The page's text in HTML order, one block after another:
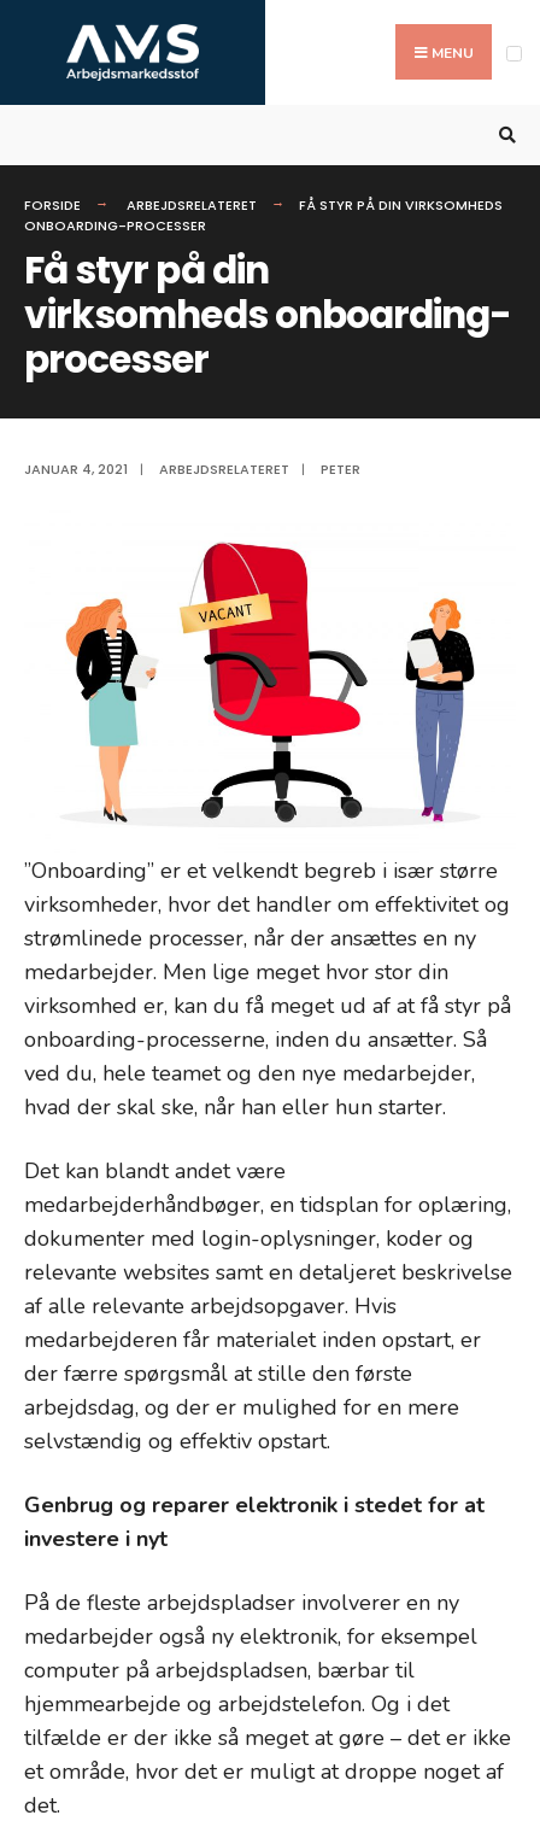
MENU
FORSIDE ARBEJDSRELATERET
FÅ STYR PÅ DIN VIRKSOMHEDS
ONBOARDING-PROCESSER
Få styr på din
virksomheds onboarding-
processer
JANUAR 4, 2021 | ARBEJDSRELATERET | PETER
”Onboarding” er et velkendt begreb i især større
virksomheder, hvor det handler om effektivitet og
strømlinede processer, når der ansættes en ny
medarbejder. Men lige meget hvor stor din
virksomhed er, kan du få meget ud af at få styr på
onboarding-processerne, inden du ansætter. Så
ved du, hele teamet og den nye medarbejder,
hvad der skal ske, når han eller hun starter.
Det kan blandt andet være
medarbejderhåndbøger, en tidsplan for oplæring,
dokumenter med login-oplysninger, koder og
relevante websites samt en detaljeret beskrivelse
af alle relevante arbejdsopgaver. Hvis
medarbejderen får materialet inden opstart, er
der færre spørgsmål at stille den første
arbejdsdag, og der er mulighed for en mere
selvstændig og effektiv opstart.
Genbrug og reparer elektronik i stedet for at
investere i nyt
På de fleste arbejdspladser involverer en ny
medarbejder også ny elektronik, for eksempel
computer på arbejdspladsen, bærbar til
hjemmearbejde og arbejdstelefon. Og i det
tilfælde er der ikke så meget at gøre – det er ikke
et område, hvor det er muligt at droppe noget af
det.
for: